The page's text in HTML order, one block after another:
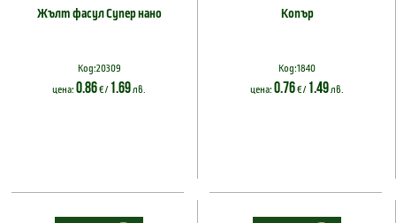
Жълт фасул Супер нано
Код:20309
цена: 0.86€ / 1.69лв.
Копър
Код:1840
цена: 0.76€ / 1.49лв.